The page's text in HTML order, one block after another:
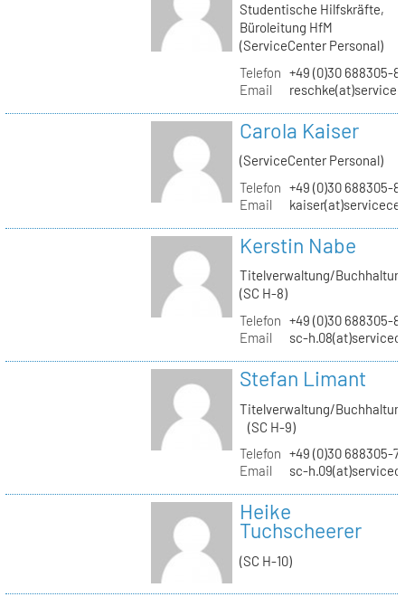
Studentische Hilfskräfte,
Büroleitung HfM
(ServiceCenter Personal)
Telefon +49 (0)30 688305-
Email
Carola Kaiser
(ServiceCenter Personal)
Telefon +49 (0)30 688305-
Email
Kerstin Nabe
Titelverwaltung/
(SC H-8)
Telefon +49 (0)30 688305-
Email
sc-
Stefan Limant
Titelverwaltung/
(SC H-9)
Telefon +49 (0)30 688305-
Email
sc-
Heike
Tuchscheerer
(SC H-10)